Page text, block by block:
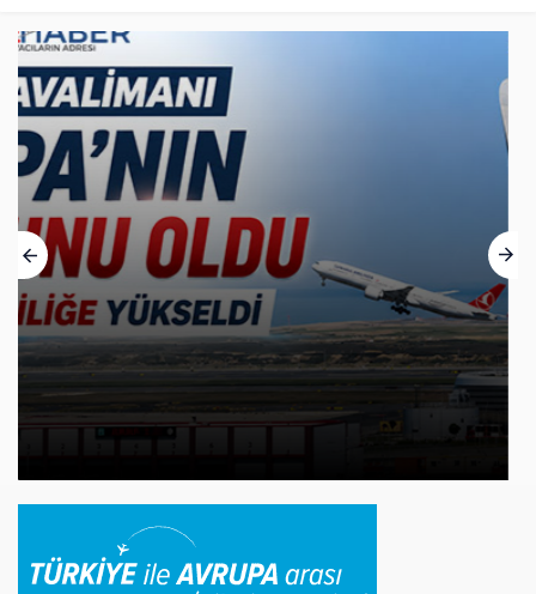
THY’nin Washington Uçağı Bulgaristan